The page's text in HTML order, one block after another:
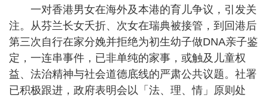
一对香港男女在海外及本港的育儿争议，引发关
注。从芬兰长女夭折、次女在瑞典被接管，到回港后
第三次自行在家分娩并拒绝为初生幼子做DNA亲子鉴
定，一连串事件，已非单纯的家事，或触及儿童权
益、法治精神与社会道德底线的严肃公共议题。社署
已积极跟进，政府表明会以「法、理、情」原则处